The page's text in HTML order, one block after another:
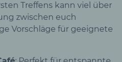
Treffens kann viel über
zwischen euch
Vorschläge für geeignete